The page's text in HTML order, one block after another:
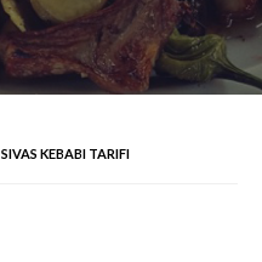
SIVAS KEBABI TARIFI